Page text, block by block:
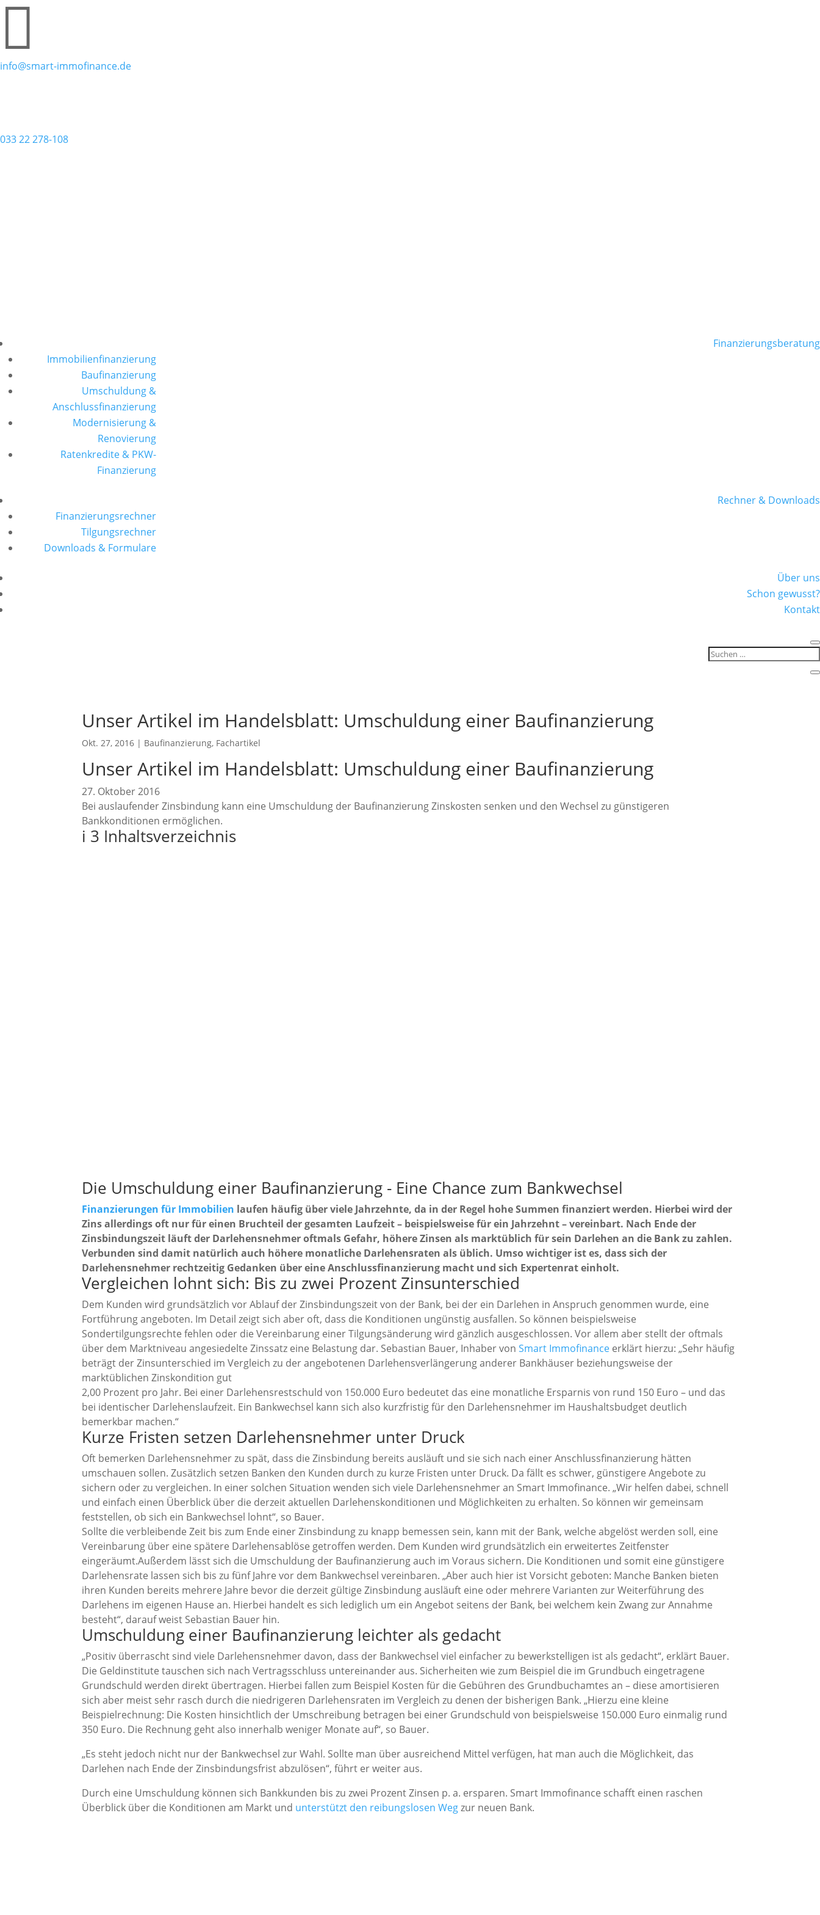

info@smart-immofinance.de
033 22 278-108
Finanzierungsberatung
Immobilienfinanzierung
Baufinanzierung
Umschuldung &
Anschlussfinanzierung
Modernisierung &
Renovierung
Ratenkredite & PKW-
Finanzierung
Rechner & Downloads
Finanzierungsrechner
Tilgungsrechner
Downloads & Formulare
Über uns
Schon gewusst?
Kontakt
Unser Artikel im Handelsblatt: Umschuldung einer Baufinanzierung
Okt. 27, 2016 | Baufinanzierung, Fachartikel
Unser Artikel im Handelsblatt: Umschuldung einer Baufinanzierung
27. Oktober 2016
Bei auslaufender Zinsbindung kann eine Umschuldung der Baufinanzierung Zinskosten senken und den Wechsel zu günstigeren
Bankkonditionen ermöglichen.
i 3 Inhaltsverzeichnis
Die Umschuldung einer Baufinanzierung - Eine Chance zum Bankwechsel
Finanzierungen für Immobilien laufen häufig über viele Jahrzehnte, da in der Regel hohe Summen finanziert werden. Hierbei wird der
Zins allerdings oft nur für einen Bruchteil der gesamten Laufzeit – beispielsweise für ein Jahrzehnt – vereinbart. Nach Ende der
Zinsbindungszeit läuft der Darlehensnehmer oftmals Gefahr, höhere Zinsen als marktüblich für sein Darlehen an die Bank zu zahlen.
Verbunden sind damit natürlich auch höhere monatliche Darlehensraten als üblich. Umso wichtiger ist es, dass sich der
Darlehensnehmer rechtzeitig Gedanken über eine Anschlussfinanzierung macht und sich Expertenrat einholt.
Vergleichen lohnt sich: Bis zu zwei Prozent Zinsunterschied
Dem Kunden wird grundsätzlich vor Ablauf der Zinsbindungszeit von der Bank, bei der ein Darlehen in Anspruch genommen wurde, eine
Fortführung angeboten. Im Detail zeigt sich aber oft, dass die Konditionen ungünstig ausfallen. So können beispielsweise
Sondertilgungsrechte fehlen oder die Vereinbarung einer Tilgungsänderung wird gänzlich ausgeschlossen. Vor allem aber stellt der oftmals
über dem Marktniveau angesiedelte Zinssatz eine Belastung dar. Sebastian Bauer, Inhaber vonSmart Immofinance erklärt hierzu: „Sehr häufig
beträgt der Zinsunterschied im Vergleich zu der angebotenen Darlehensverlängerung anderer Bankhäuser beziehungsweise der
marktüblichen Zinskondition gut
2,00 Prozent pro Jahr. Bei einer Darlehensrestschuld von 150.000 Euro bedeutet das eine monatliche Ersparnis von rund 150 Euro – und das
bei identischer Darlehenslaufzeit. Ein Bankwechsel kann sich also kurzfristig für den Darlehensnehmer im Haushaltsbudget deutlich
bemerkbar machen.“
Kurze Fristen setzen Darlehensnehmer unter Druck
Oft bemerken Darlehensnehmer zu spät, dass die Zinsbindung bereits ausläuft und sie sich nach einer Anschlussfinanzierung hätten
umschauen sollen. Zusätzlich setzen Banken den Kunden durch zu kurze Fristen unter Druck. Da fällt es schwer, günstigere Angebote zu
sichern oder zu vergleichen. In einer solchen Situation wenden sich viele Darlehensnehmer an Smart Immofinance. „Wir helfen dabei, schnell
und einfach einen Überblick über die derzeit aktuellen Darlehenskonditionen und Möglichkeiten zu erhalten. So können wir gemeinsam
feststellen, ob sich ein Bankwechsel lohnt“, so Bauer.
Sollte die verbleibende Zeit bis zum Ende einer Zinsbindung zu knapp bemessen sein, kann mit der Bank, welche abgelöst werden soll, eine
Vereinbarung über eine spätere Darlehensablöse getroffen werden. Dem Kunden wird grundsätzlich ein erweitertes Zeitfenster
eingeräumt.Außerdem lässt sich die Umschuldung der Baufinanzierung auch im Voraus sichern. Die Konditionen und somit eine günstigere
Darlehensrate lassen sich bis zu fünf Jahre vor dem Bankwechsel vereinbaren. „Aber auch hier ist Vorsicht geboten: Manche Banken bieten
ihren Kunden bereits mehrere Jahre bevor die derzeit gültige Zinsbindung ausläuft eine oder mehrere Varianten zur Weiterführung des
Darlehens im eigenen Hause an. Hierbei handelt es sich lediglich um ein Angebot seitens der Bank, bei welchem kein Zwang zur Annahme
besteht“, darauf weist Sebastian Bauer hin.
Umschuldung einer Baufinanzierung leichter als gedacht
„Positiv überrascht sind viele Darlehensnehmer davon, dass der Bankwechsel viel einfacher zu bewerkstelligen ist als gedacht“, erklärt Bauer.
Die Geldinstitute tauschen sich nach Vertragsschluss untereinander aus. Sicherheiten wie zum Beispiel die im Grundbuch eingetragene
Grundschuld werden direkt übertragen. Hierbei fallen zum Beispiel Kosten für die Gebühren des Grundbuchamtes an – diese amortisieren
sich aber meist sehr rasch durch die niedrigeren Darlehensraten im Vergleich zu denen der bisherigen Bank. „Hierzu eine kleine
Beispielrechnung: Die Kosten hinsichtlich der Umschreibung betragen bei einer Grundschuld von beispielsweise 150.000 Euro einmalig rund
350 Euro. Die Rechnung geht also innerhalb weniger Monate auf“, so Bauer.
„Es steht jedoch nicht nur der Bankwechsel zur Wahl. Sollte man über ausreichend Mittel verfügen, hat man auch die Möglichkeit, das
Darlehen nach Ende der Zinsbindungsfrist abzulösen“, führt er weiter aus.
Durch eine Umschuldung können sich Bankkunden bis zu zwei Prozent Zinsen p. a. ersparen. Smart Immofinance schafft einen raschen
Überblick über die Konditionen am Markt und unterstützt den reibungslosen Wegzur neuen Bank.